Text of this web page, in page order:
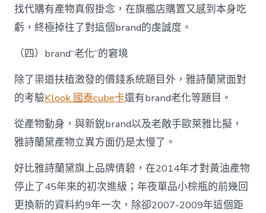
找代購有產物真假掛念，在旗艦店購置又感到本身吃
虧，終極掉往了對這個brand的虔誠度。
（四）brand“老化”的窘境
除了渠道扶植激發的價錢系統題目外，雅詩蘭黛面對
的考驗Klook 國泰cube卡還有brand老化等題目。
從產物動身，與新銳brand以及老敵手歐萊雅比擬，
雅詩蘭黛產物立異方面仍是太慢了。
好比雅詩蘭黛旗上品牌倩碧，在2014年才對黃油產物
停止了45年來的初次進級；年夜單品小棕瓶的前幾回
更換新的資料約9年一次，除卻2007-2009年這個距